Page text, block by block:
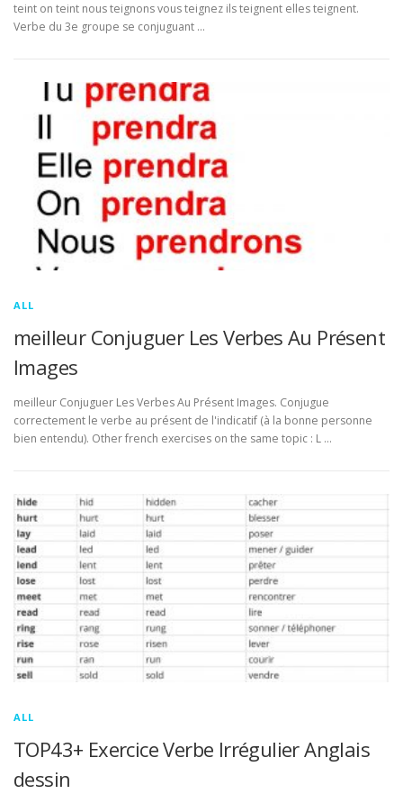
teint on teint nous teignons vous teignez ils teignent elles teignent.
Verbe du 3e groupe se conjuguant …
ALL
meilleur Conjuguer Les Verbes Au Présent
Images
meilleur Conjuguer Les Verbes Au Présent Images. Conjugue
correctement le verbe au présent de l'indicatif (à la bonne personne
bien entendu). Other french exercises on the same topic : L …
ALL
TOP43+ Exercice Verbe Irrégulier Anglais
dessin